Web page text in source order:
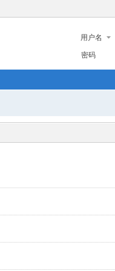
用户名
密码